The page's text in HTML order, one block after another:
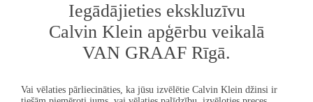
Iegādājieties ekskluzīvu
Calvin Kleinapģērbu veikalā
VAN GRAAF Rīgā.
Vai vēlaties pārliecināties, ka jūsu izvēlētie Calvin Klein džinsi ir